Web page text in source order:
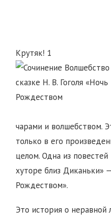
Крутяк! 1
чарами и волшебством.
только в его
целом. Одна из
хуторе близ Диканьки»
Рождеством».
Это история о неравной